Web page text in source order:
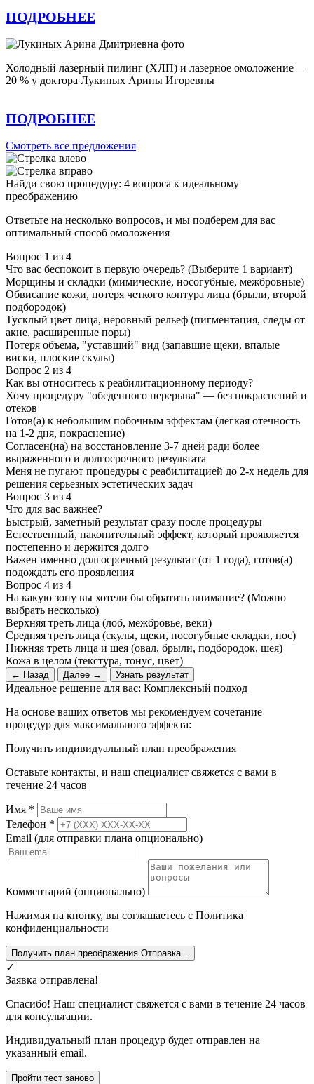
ПОДРОБНЕЕ
Холодный лазерный пилинг (ХЛП) и лазерное омоложение —
20 % у доктора Лукиных Арины Игоревны
ПОДРОБНЕЕ
Смотреть все предложения
Найди свою процедуру: 4 вопроса к идеальному
преображению
Ответьте на несколько вопросов, и мы подберем для вас
оптимальный способ омоложения
Вопрос 1 из 4
Что вас беспокоит в первую очередь? (Выберите 1 вариант)
Морщины и складки (мимические, носогубные, межбровные)
Обвисание кожи, потеря четкого контура лица (брыли, второй
подбородок)
Тусклый цвет лица, неровный рельеф (пигментация, следы от
акне, расширенные поры)
Потеря объема, "уставший" вид (запавшие щеки, впалые
виски, плоские скулы)
Вопрос 2 из 4
Как вы относитесь к реабилитационному периоду?
Хочу процедуру "обеденного перерыва" — без покраснений и
отеков
Готов(а) к небольшим побочным эффектам (легкая отечность
на 1-2 дня, покраснение)
Согласен(на) на восстановление 3-7 дней ради более
выраженного и долгосрочного результата
Меня не пугают процедуры с реабилитацией до 2-х недель для
решения серьезных эстетических задач
Вопрос 3 из 4
Что для вас важнее?
Быстрый, заметный результат сразу после процедуры
Естественный, накопительный эффект, который проявляется
постепенно и держится долго
Важен именно долгосрочный результат (от 1 года), готов(а)
подождать его проявления
Вопрос 4 из 4
На какую зону вы хотели бы обратить внимание? (Можно
выбрать несколько)
Верхняя треть лица (лоб, межбровье, веки)
Средняя треть лица (скулы, щеки, носогубные складки, нос)
Нижняя треть лица и шея (овал, брыли, подбородок, шея)
Кожа в целом (текстура, тонус, цвет)
← Назад Далее → Узнать результат
Идеальное решение для вас: Комплексный подход
На основе ваших ответов мы рекомендуем сочетание
процедур для максимального эффекта:
Получить индивидуальный план преображения
Оставьте контакты, и наш специалист свяжется с вами в
течение 24 часов
Имя *
Телефон *
Email (для отправки плана опционально)
Комментарий (опционально)
Нажимая на кнопку, вы соглашаетесь с Политика
конфиденциальности
Получить план преображения Отправка...
✓
Заявка отправлена!
Спасибо! Наш специалист свяжется с вами в течение 24 часов
для консультации.
Индивидуальный план процедур будет отправлен на
указанный email.
Пройти тест заново